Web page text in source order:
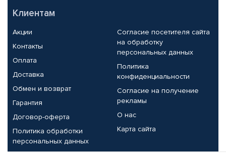
Клиентам
Акции
Контакты
Оплата
Доставка
Обмен и возврат
Гарантия
Договор-оферта
Политика обработки
персональных данных
Согласие посетителя сайта
на обработку
персональных данных
Политика
конфиденциальности
Согласие на получение
рекламы
О нас
Карта сайта